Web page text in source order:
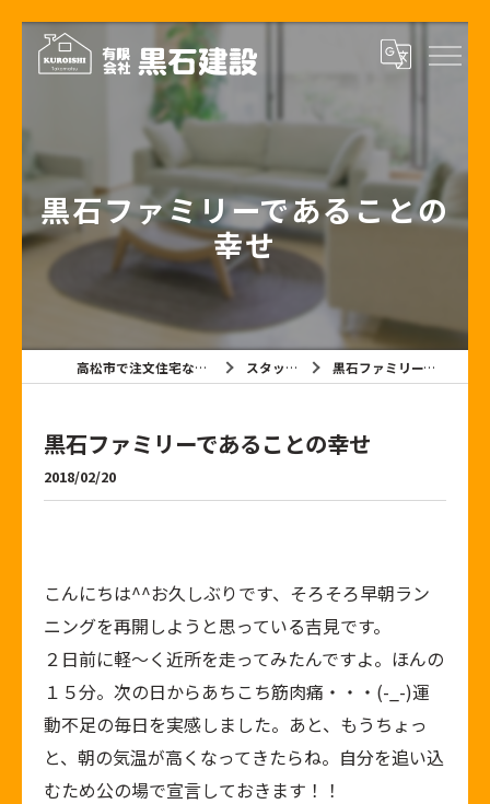
黒石ファミリーであることの
幸せ
高松市で注文住宅なら有限会社黒石建設 スタッフブログ 黒石ファミリーであることの幸せ
黒石ファミリーであることの幸せ
2018/02/20
こんにちは^^お久しぶりです、そろそろ早朝ラン
ニングを再開しようと思っている吉見です。
２日前に軽～く近所を走ってみたんですよ。ほんの
１５分。次の日からあちこち筋肉痛・・・(-_-)運
動不足の毎日を実感しました。あと、もうちょっ
と、朝の気温が高くなってきたらね。自分を追い込
むため公の場で宣言しておきます！！